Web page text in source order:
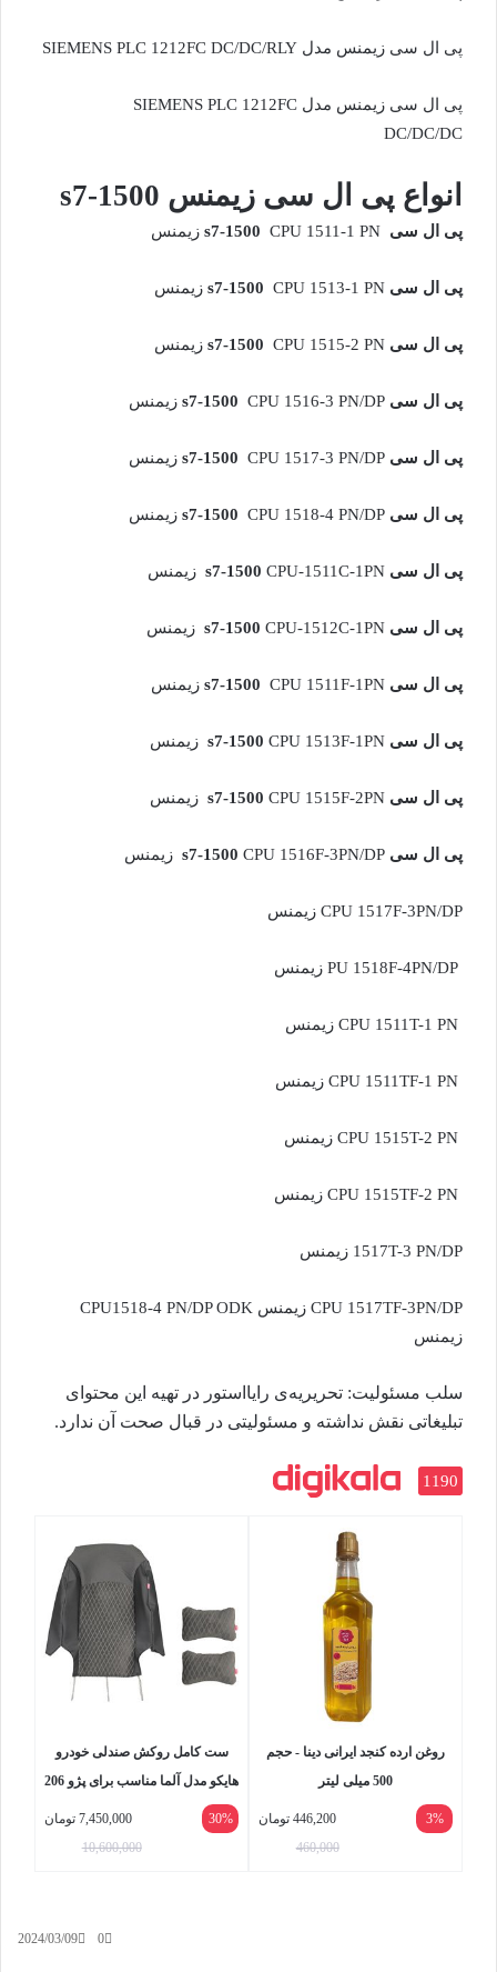
پی ال سی زیمنس مدل SIEMENS PLC 1212FC DC/DC/RLY
پی ال سی زیمنس مدل SIEMENS PLC 1212FC
DC/DC/DC
انواع پی ال سی زیمنس s7-1500
پی ال سی s7-1500 CPU 1511-1 PN زیمنس
پی ال سی s7-1500 CPU 1513-1 PN زیمنس
پی ال سی s7-1500 CPU 1515-2 PN زیمنس
پی ال سی s7-1500 CPU 1516-3 PN/DP زیمنس
پی ال سی s7-1500 CPU 1517-3 PN/DP زیمنس
پی ال سی s7-1500 CPU 1518-4 PN/DP زیمنس
پی ال سی s7-1500 CPU-1511C-1PN زیمنس
پی ال سی s7-1500 CPU-1512C-1PN زیمنس
پی ال سی s7-1500 CPU 1511F-1PN زیمنس
پی ال سی s7-1500 CPU 1513F-1PN زیمنس
پی ال سی s7-1500 CPU 1515F-2PN زیمنس
پی ال سی s7-1500 CPU 1516F-3PN/DP زیمنس
CPU 1517F-3PN/DP زیمنس
1517T-3 PN/DP زیمنس
CPU 1517TF-3PN/DP زیمنس CPU1518-4 PN/DP ODK
زیمنس
سلب‌ مسئولیت: تحریریه‌ی رایااستور در تهیه‌ این محتوای
تبلیغاتی نقش نداشته و مسئولیتی در قبال صحت آن ندارد.
1190
روغن ارده کنجد ایرانی دینا - حجم
500 میلی لیتر
3%
446,200 تومان
460,000
ست کامل روکش صندلی خودرو
هایکو مدل آلما مناسب برای پژو 206
30%
7,450,000 تومان
10,600,000
2024/03/09 0